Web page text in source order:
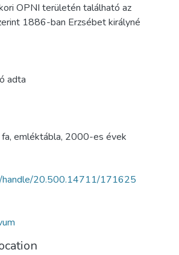
OPNI területén található az
1886-ban Erzsébet királyné
adta
fa, emléktábla, 2000-es évek
handle/20.500.14711/171625